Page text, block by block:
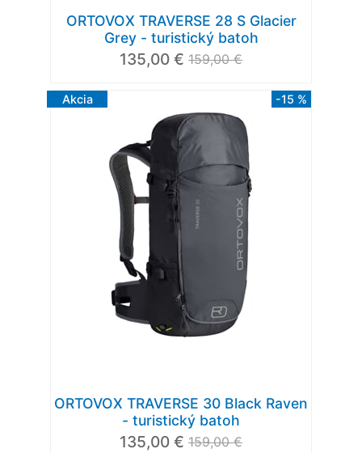
ORTOVOX TRAVERSE 28 S Glacier
Grey - turistický batoh
135,00 € 159,00 €
Akcia -15 %
ORTOVOX TRAVERSE 30 Black Raven
- turistický batoh
135,00 € 159,00 €